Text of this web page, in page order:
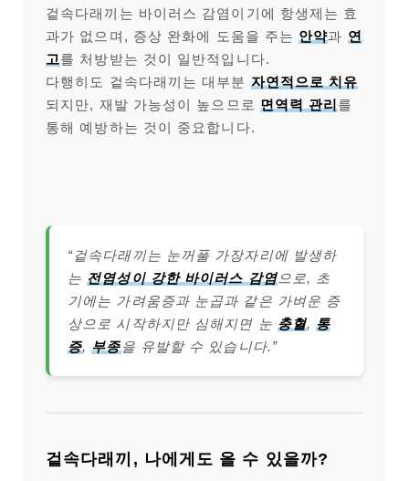
겉속다래끼는 바이러스 감염이기에 항생제는 효
과가 없으며, 증상 완화에 도움을 주는 안약과 연
고를 처방받는 것이 일반적입니다.
다행히도 겉속다래끼는 대부분 자연적으로 치유
되지만, 재발 가능성이 높으므로 면역력 관리 를
통해 예방하는 것이 중요합니다.
“겉속다래끼는 눈꺼풀 가장자리에 발생하
는 전염성이 강한 바이러스 감염으로, 초
기에는 가려움증과 눈곱과 같은 가벼운 증
상으로 시작하지만 심해지면 눈 충혈, 통
증, 부종을 유발할 수 있습니다.”
겉속다래끼, 나에게도 올 수 있을까?